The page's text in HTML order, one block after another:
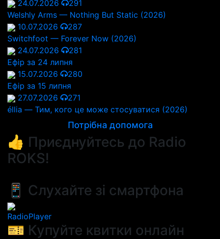
24.07.2026
291
Welshly Arms — Nothing But Static (2026)
10.07.2026
287
Switchfoot — Forever Now (2026)
24.07.2026
281
Ефір за 24 липня
15.07.2026
280
Ефір за 15 липня
27.07.2026
271
éllia — Тим, кого це може стосуватися (2026)
Потрібна допомога
👍 Приєднуйтесь до Radio
ROKS!
📱 Слухайте зі смартфона
RadioPlayer
🎫 Купуйте квитки онлайн